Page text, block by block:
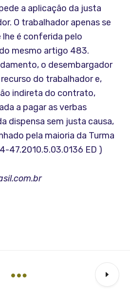
a aplicação da justa
O trabalhador apenas se
é conferida pelo
mesmo artigo 483.
o desembargador
do trabalhador e,
indireta do contrato,
a pagar as verbas
dispensa sem justa causa,
pela maioria da Turma
47.2010.5.03.0136 ED )